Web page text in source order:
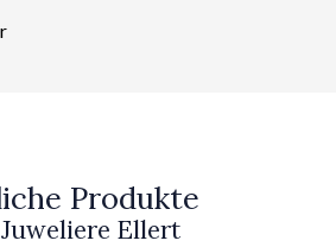
Produkte
Ellert